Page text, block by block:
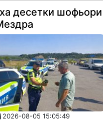
десетки шофьори
2026-08-05 15:05:49